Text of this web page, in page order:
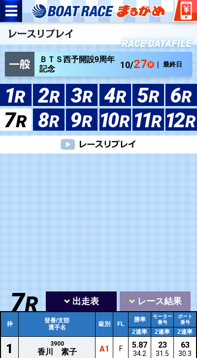
ＢＴＳ西予開設9周年
記念
10/27 ｜ 最終日
出走表 レース結果
枠
登番/支部
選手名
級別 FL
勝率
モーター
番号
ボート
番号
2連率 2連率 2連率
1 3900
香川 素子 A1 F 5.87
34.2
23
31.5
63
30.3